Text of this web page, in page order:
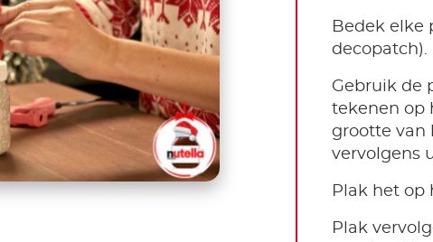
Bedek elke
decopatch).
Gebruik de
tekenen op
grootte van
vervolgens
Plak het op
Plak